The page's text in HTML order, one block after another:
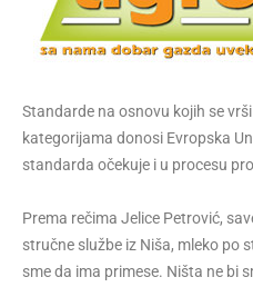
Standarde na osnovu kojih se
kategorijama donosi Evropska
standarda očekuje i u procesu
Prema rečima Jelice Petrović,
stručne službe iz Niša, mleko po
sme da ima primese. Ništa ne bi